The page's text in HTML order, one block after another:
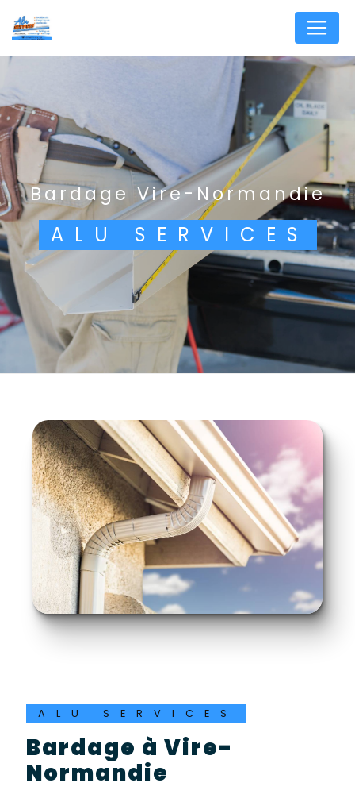
bardage Vire-Normandie
ALU SERVICES
ALU SERVICES
bardage à Vire-
Normandie